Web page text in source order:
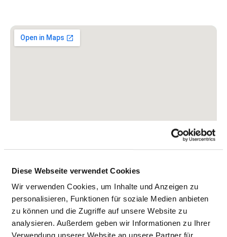
Diese Webseite verwendet Cookies
Wir verwenden Cookies, um Inhalte und Anzeigen zu
personalisieren, Funktionen für soziale Medien anbieten
zu können und die Zugriffe auf unsere Website zu
analysieren. Außerdem geben wir Informationen zu Ihrer
Schützenstrasse 45